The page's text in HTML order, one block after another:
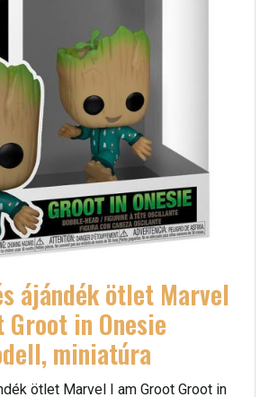
ájándék ötlet Marvel
Groot in Onesie
miniatúra
ötlet Marvel I am Groot Groot in